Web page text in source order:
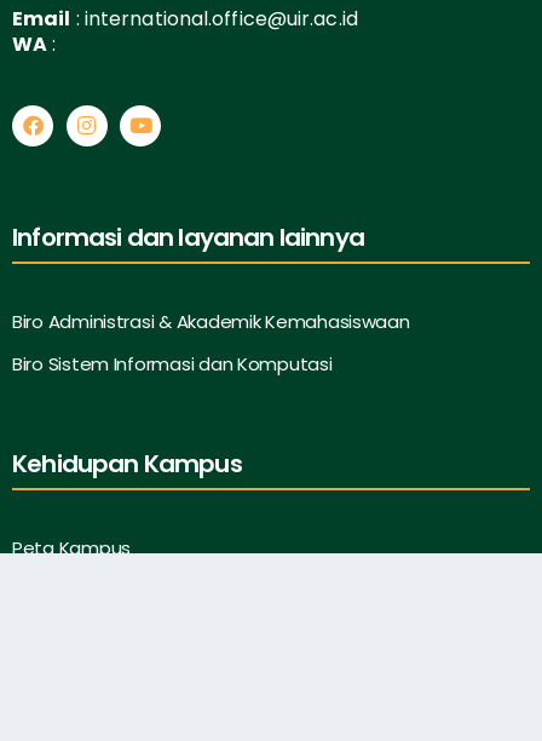
Email : international.office@uir.ac.id
WA:
Informasi dan layanan lainnya
Biro Administrasi & Akademik Kemahasiswaan
Biro Sistem Informasi dan Komputasi
Kehidupan Kampus
Peta Kampus